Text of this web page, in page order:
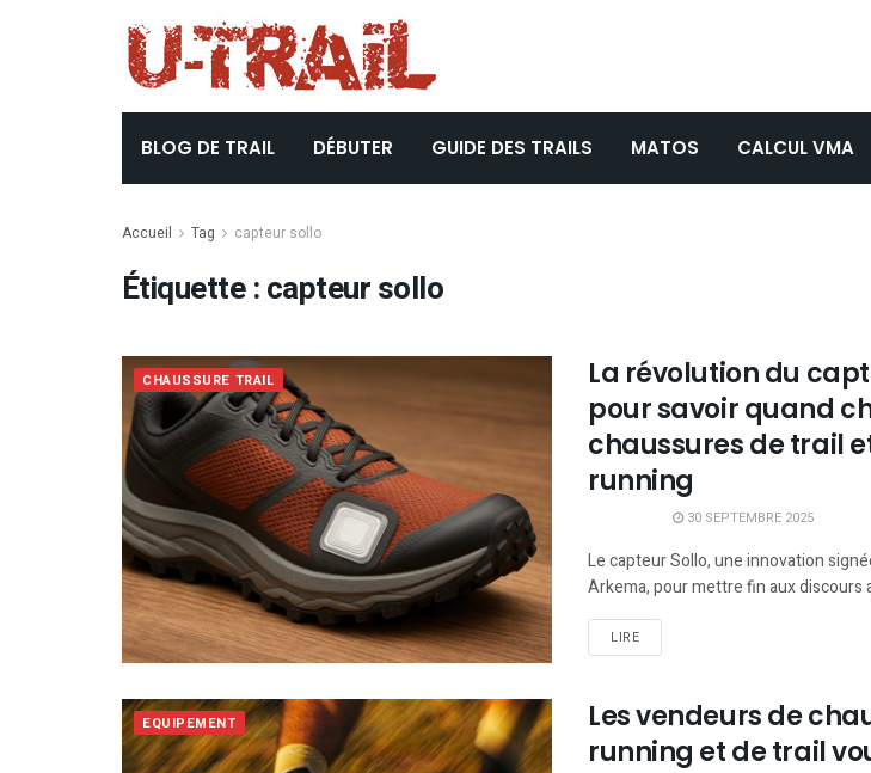
BLOG DE TRAIL DÉBUTER GUIDE DES TRAILS MATOS CALCUL VMA
Accueil Tag capteur sollo
Étiquette :capteur sollo
CHAUSSURE TRAIL
La révolution du
pour savoir quand
chaussures de trail
running
30 SEPTEMBRE 2025
Le capteur Sollo, une innovation
Arkema, pour mettre fin aux discours
LIRE
EQUIPEMENT
Les vendeurs de
running et de trail